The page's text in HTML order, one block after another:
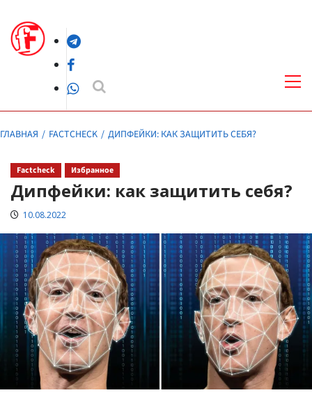
содержимомуTelegram
Facebook
WhatsApp
ГЛАВНАЯ FACTCHECK ДИПФЕЙКИ: КАК ЗАЩИТИТЬ СЕБЯ?
Factcheck Избранное
Дипфейки: как защитить себя?
10.08.2022